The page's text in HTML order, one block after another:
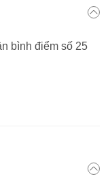
bình điểm số 25